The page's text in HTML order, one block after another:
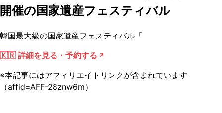
開催の国家遺産フェスティバル
韓国最大級の国家遺産フェスティバル「
🇰🇷 詳細を見る・予約する
※本記事にはアフィリエイトリンクが含まれています
（affid=AFF-28znw6m）